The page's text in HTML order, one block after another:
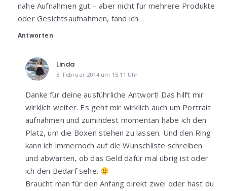
nahe Aufnahmen gut – aber nicht für mehrere Produkte
oder Gesichtsaufnahmen, fand ich…
Antworten
Linda
3. Februar 2014 um 15:11 Uhr
Danke für deine ausführliche Antwort! Das hilft mir
wirklich weiter. Es geht mir wirklich auch um Portrait
aufnahmen und zumindest momentan habe ich den
Platz, um die Boxen stehen zu lassen. Und den Ring
kann ich immernoch auf die Wunschliste schreiben
und abwarten, ob das Geld dafür mal übrig ist oder
ich den Bedarf sehe.
Braucht man für den Anfang direkt zwei oder hast du